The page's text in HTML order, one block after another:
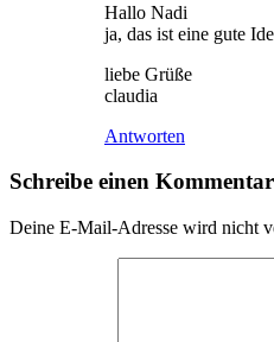
Hallo Nadi
ja, das ist eine gute
liebe Grüße
claudia
Antworten
Schreibe einen Kommentar
Deine E-Mail-Adresse wird nicht